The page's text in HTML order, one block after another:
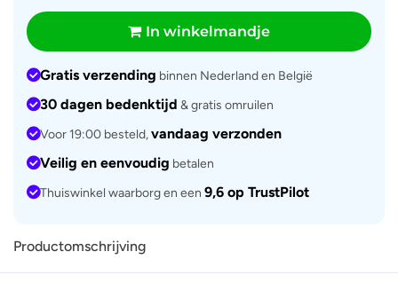
In winkelmandje
Gratis verzending binnen Nederland en België
30 dagen bedenktijd & gratis omruilen
Voor 19:00 besteld,vandaag verzonden
Veilig en eenvoudig betalen
Thuiswinkel waarborg en een 9,6 op TrustPilot
Productomschrijving